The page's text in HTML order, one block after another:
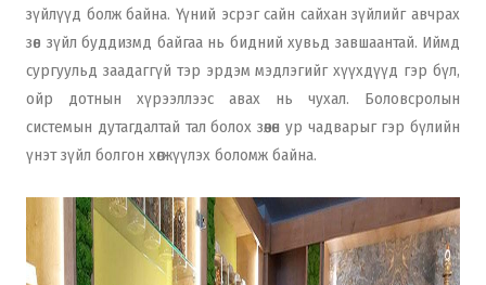
зүйлүүд болж байна. Үүний эсрэг сайн сайхан зүйлийг авчрах
зөв зүйл буддизмд байгаа нь бидний хувьд завшаантай. Иймд
сургуульд заадаггүй тэр эрдэм мэдлэгийг хүүхдүүд гэр бүл,
ойр дотнын хүрээллээс авах нь чухал. Боловсролын
системын дутагдалтай тал болох зөөлөн ур чадварыг гэр бүлийн
үнэт зүйл болгон хөгжүүлэх боломж байна.